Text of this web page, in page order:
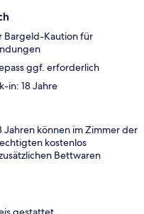
Bargeld-Kaution für
ggf. erforderlich
in: 18 Jahre
Jahren können im Zimmer der
kostenlos
Bettwaren